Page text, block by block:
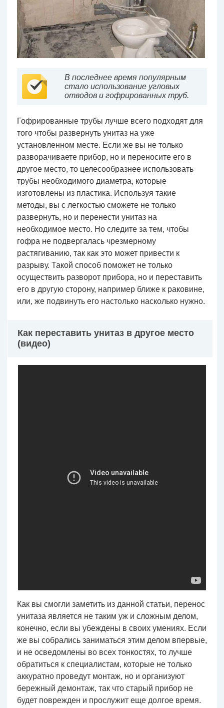
В последнее время популярным
стало использование угловых
отводов и гофрированных труб.
Гофрированные трубы лучше всего подходят для
того чтобы развернуть унитаз на уже
установленном месте. Если же вы не только
разворачиваете прибор, но и переносите его в
другое место, то целесообразнее использовать
трубы необходимого диаметра, которые
изготовлены из пластика. Используя такие
методы, вы с легкостью сможете не только
развернуть, но и перенести унитаз на
необходимое место. Но следите за тем, чтобы
гофра не подвергалась чрезмерному
растягиванию, так как это может привести к
разрыву. Такой способ поможет не только
осуществить разворот прибора, но и переставить
его в другую сторону, например ближе к раковине,
или, же подвинуть его настолько насколько нужно.
Как переставить унитаз в другое место
(видео)
Как вы смогли заметить из данной статьи, перенос
унитаза является не таким уж и сложным делом,
конечно, если вы убеждены в своих умениях. Если
же вы собрались заниматься этим делом впервые,
и не осведомлены во всех тонкостях, то лучше
обратиться к специалистам, которые не только
аккуратно проведут монтаж, но и организуют
бережный демонтаж, так что старый прибор не
будет поврежден и прослужит еще долгое время.